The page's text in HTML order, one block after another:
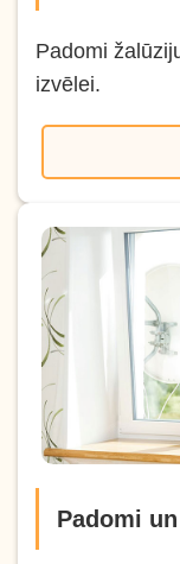
Padomi
izvēlei.
Padomi